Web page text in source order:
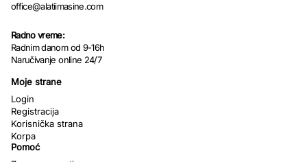
office@alatiimasine.com
Radno vreme:
Radnim danom od 9-16h
Naručivanje online 24/7
Moje strane
Login
Registracija
Korisnička strana
Korpa
Pomoć